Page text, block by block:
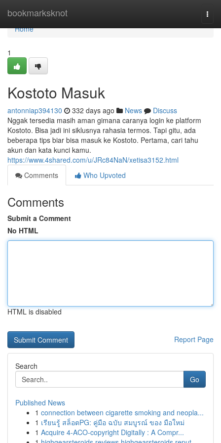
bookmarksknot
Home
Home
1
Kostoto Masuk
antonniap394130 332 days ago News
Discuss
Nggak tersedia masih aman gimana caranya login ke platform
Kostoto. Bisa jadi ini siklusnya rahasia termos. Tapi gitu, ada
beberapa tips biar bisa masuk ke Kostoto. Pertama, cari tahu
akun dan kata kunci kamu.
https://www.4shared.com/u/JRc84NaN/xetisa3152.html
Comments
Who Upvoted
Comments
Submit a Comment
No HTML
HTML is disabled
Report Page
Search
Go
Published News
1 connection between cigarette smoking and neopla...
1 เรียนรู้ สล็อตPG: คู่มือ ฉบับ สมบูรณ์ ของ มือใหม่
1 Acquire 4-ACO-copyright Digitally : A Compr...